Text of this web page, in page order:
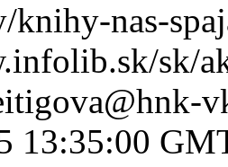
knihy-nas-
sk/
13:35:00